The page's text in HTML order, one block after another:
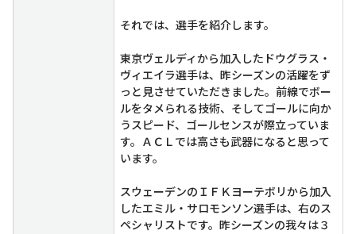
それでは、選手を紹介します。
東京ヴェルディから加入したドウグラス・
ヴィエイラ選手は、昨シーズンの活躍をず
っと見させていただきました。前線でボー
ルをタメられる技術、そしてゴールに向か
うスピード、ゴールセンスが際立っていま
す。ＡＣＬでは高さも武器になると思って
います。
スウェーデンのＩＦＫヨーテボリから加入
したエミル・サロモンソン選手は、右のス
ペシャリストです。昨シーズンの我々は３